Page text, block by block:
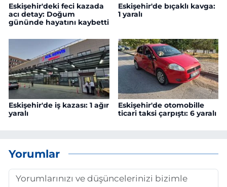
Eskişehir'deki feci kazada
acı detay: Doğum
gününde hayatını kaybetti
Eskişehir'de bıçaklı kavga:
1 yaralı
Eskişehir'de iş kazası: 1 ağır
yaralı
Eskişehir'de otomobille
ticari taksi çarpıştı: 6 yaralı
Yorumlar